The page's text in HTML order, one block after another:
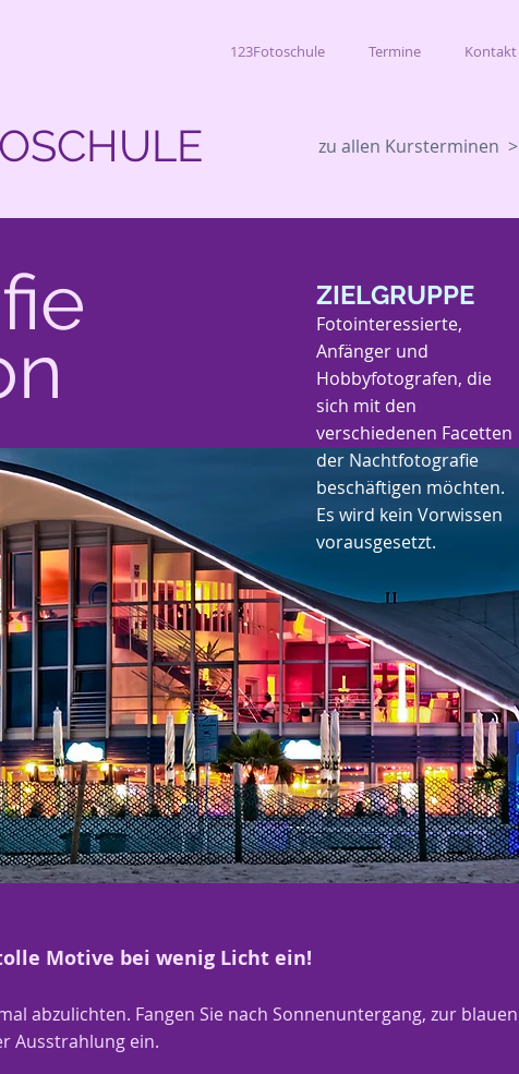
123Fotoschule Termine Kontakt
zu allen Kursterminen >
Motive bei wenig Licht ein!
abzulichten. Fangen Sie nach Sonnenuntergang, zur blauen
Ausstrahlung ein.
ZIELGRUPPE
Fotointeressierte,
Anfänger und
Hobbyfotografen, die
sich mit den
verschiedenen Facetten
der Nachtfotografie
beschäftigen möchten.
Es wird kein Vorwissen
vorausgesetzt.